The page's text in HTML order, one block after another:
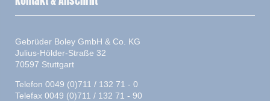
Gebrüder Boley GmbH & Co. KG
Julius-Hölder-Straße 32
70597 Stuttgart
Telefon 0049 (0)711 / 132 71 - 0
Telefax 0049 (0)711 / 132 71 - 90